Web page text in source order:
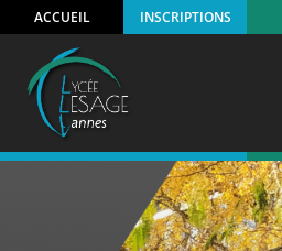
ACCUEIL INSCRIPTIONS